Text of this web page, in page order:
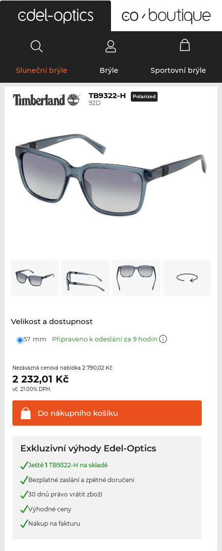
Sluneční brýle Brýle Sportovní brýle
TB9322-H
92D
Polarized
Velikost a dostupnost
57 mm Připraveno k odeslání za 9 hodin
Nezávazná cenová nabídka 2 790,02 Kč
2 232,01 Kč
vč. 21.00% DPH.
Do nákupního košíku
Exkluzivní výhody Edel-Optics
Ještě 1 TB9322-H na skladě
Bezplatné zaslání a zpětné doručení
30 dnů právo vrátit zboží
Výhodné ceny
Nákup na fakturu